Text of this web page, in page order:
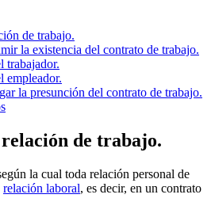
de trabajo.
la existencia del contrato de trabajo.
trabajador.
empleador.
la presunción del contrato de trabajo.
de trabajo.
la cual toda relación personal de
relación laboral, es decir, en un contrato